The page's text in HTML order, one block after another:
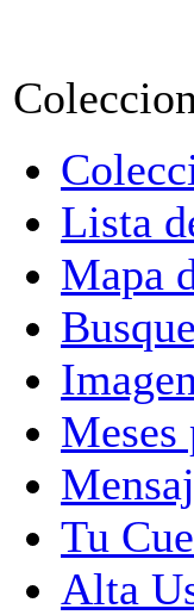
Lista
Mapa
Meses
Tu
Alta